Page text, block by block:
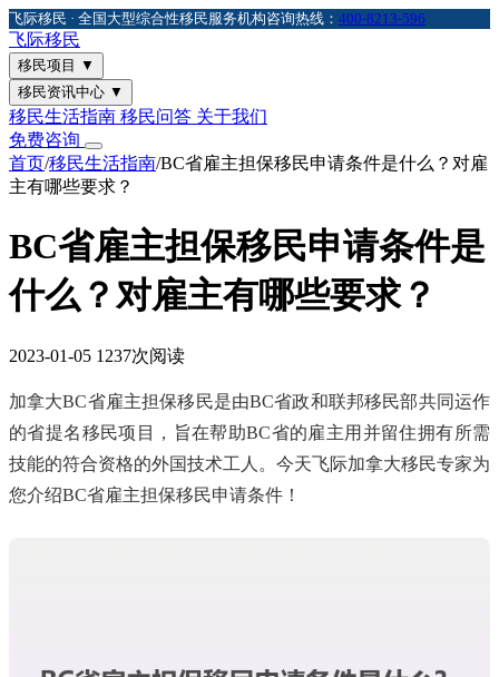
飞际移民 · 全国大型综合性移民服务机构咨询热线： 400-8213-596
飞际移民
移民项目 ▼
移民资讯中心 ▼
移民生活指南 移民问答 关于我们
免费咨询
首页/移民生活指南/BC省雇主担保移民申请条件是什么？对雇
主有哪些要求？
BC省雇主担保移民申请条件是
什么？对雇主有哪些要求？
2023-01-05 1237次阅读
加拿大BC省雇主担保移民是由BC省政和联邦移民部共同运作
的省提名移民项目，旨在帮助BC省的雇主用并留住拥有所需
技能的符合资格的外国技术工人。今天飞际加拿大移民专家为
您介绍BC省雇主担保移民申请条件！